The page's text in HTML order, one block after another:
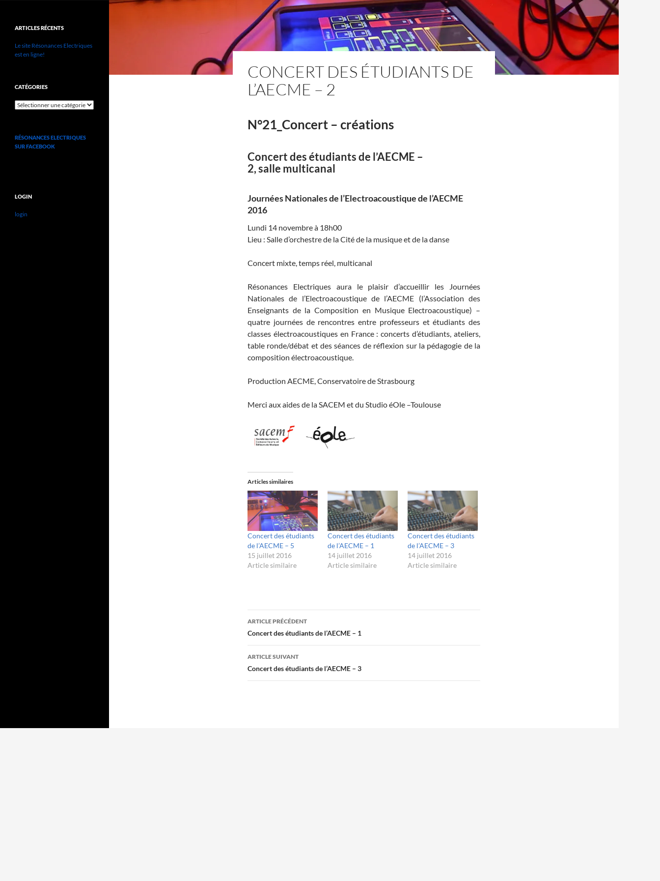
CONCERT DES ÉTUDIANTS DE
L’AECME – 2
N°21_Concert – créations
Concert des étudiants de l’AECME –
2, salle multicanal
Journées Nationales de l’Electroacoustique de l’AECME
2016
Lundi 14 novembre à 18h00
Lieu : Salle d’orchestre de la Cité de la musique et de la danse
Concert mixte, temps réel, multicanal
Résonances Electriques aura le plaisir d’accueillir les Journées
Nationales de l’Electroacoustique de l’AECME (l’Association des
Enseignants de la Composition en Musique Electroacoustique) –
quatre journées de rencontres entre professeurs et étudiants des
classes électroacoustiques en France : concerts d’étudiants, ateliers,
table ronde/débat et des séances de réflexion sur la pédagogie de la
composition électroacoustique.
Production AECME, Conservatoire de Strasbourg
Merci aux aides de la SACEM et du Studio éOle –Toulouse
Articles similaires
Concert des étudiants
de l’AECME – 5
15 juillet 2016
Article similaire
Concert des étudiants
de l’AECME – 1
14 juillet 2016
Article similaire
Concert des étudiants
de l’AECME – 3
14 juillet 2016
Article similaire
Navigation
des
articles
ARTICLE PRÉCÉDENT
Concert des étudiants de l’AECME – 1
ARTICLE SUIVANT
Concert des étudiants de l’AECME – 3
ARTICLES RÉCENTS
Le site Résonances Electriques
est en ligne!
CATÉGORIES
catégories
RÉSONANCES ELECTRIQUES
SUR FACEBOOK
LOGIN
login